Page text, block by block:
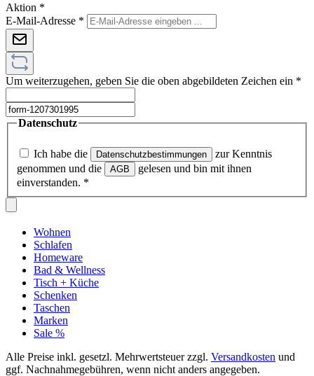
Aktion *
E-Mail-Adresse *
Um weiterzugehen, geben Sie die oben abgebildeten Zeichen ein *
Datenschutz
Ich habe die Datenschutzbestimmungen
zur Kenntnis
genommen und die
AGB
gelesen und bin mit ihnen
einverstanden. *
Wohnen
Schlafen
Homeware
Bad & Wellness
Tisch + Küche
Schenken
Taschen
Marken
Sale %
Alle Preise inkl. gesetzl. Mehrwertsteuer zzgl. Versandkosten und
ggf. Nachnahmegebühren, wenn nicht anders angegeben.